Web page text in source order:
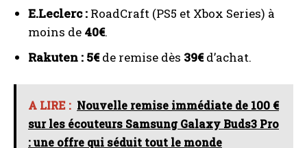
E.Leclerc : RoadCraft (PS5 et Xbox Series) à
moins de 40€.
Rakuten : 5€de remise dès 39€d’achat.
A LIRE : Nouvelle remise immédiate de 100 €
sur les écouteurs Samsung Galaxy Buds3 Pro
: une offre qui séduit tout le monde